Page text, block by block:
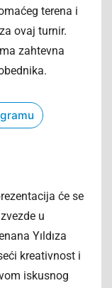
terena i
ovaj turnir.
zahtevna
će se
u
Yıldıza
kreativnost i
iskusnog